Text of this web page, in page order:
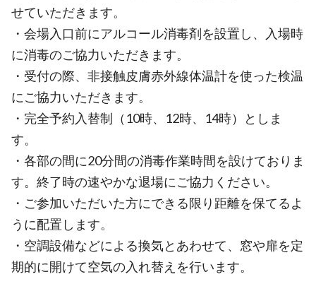
せていただきます。
・会場入口前にアルコール消毒剤を設置し、入場時
に消毒のご協力いただきます。
・受付の際、非接触皮膚赤外線体温計を使った検温
にご協力いただきます。
・完全予約入替制（10時、12時、14時）としま
す。
・各部の間に20分間の消毒作業時間を設けておりま
す。終了時の速やかな退場にご協力ください。
・ご参加いただいた方にできる限り距離を保てるよ
うに配置します。
・空調設備などによる換気とあわせて、窓や扉を定
期的に開けて空気の入れ替えを行います。